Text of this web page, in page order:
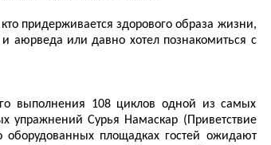
придерживается здорового образа жизни,
аюрведа или давно хотел познакомиться с
выполнения 108 циклов одной из самых
упражнений Сурья Намаскар (Приветствие
площадках гостей ожидают